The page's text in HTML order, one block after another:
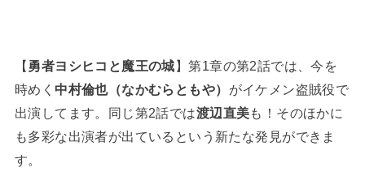
【 勇者ヨシヒコと魔王の城】第1章の第2話では、今を
時めく 中村倫也（なかむらともや） がイケメン盗賊役で
出演してます。同じ第2話では渡辺直美も！そのほかに
も多彩な出演者が出ているという新たな発見ができま
す。